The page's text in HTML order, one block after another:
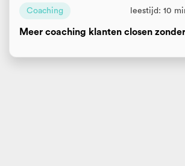
Coaching leestijd: 10
Meer coaching klanten closen